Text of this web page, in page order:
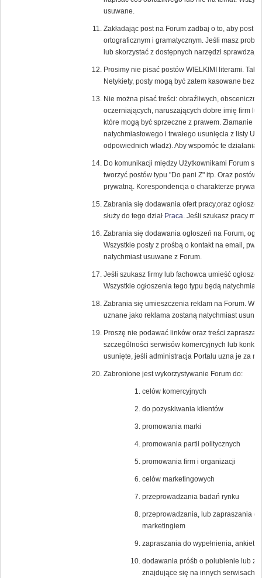
usuwane.
Zakładając post na Forum zadbaj o to, aby post
ortograficznym i gramatycznym. Jeśli masz
lub skorzystać z dostępnych narzędzi
Prosimy nie pisać postów WIELKIMI literami.
Netykiety, posty mogą być zatem kasowane bez
Nie można pisać treści: obraźliwych,
oczerniających, naruszających dobre imię firm
które mogą być sprzeczne z prawem. Złamanie
natychmiastowego i trwałego usunięcia z listy
odpowiednich władz). Aby wspomóc te
Do komunikacji między Użytkownikami Forum
tworzyć postów typu "Do pani Z" itp. Oraz postów
prywatną. Korespondencja o charakterze
Zabrania się dodawania ofert pracy,oraz
służy do tego dział Praca. Jeśli szukasz pracy
Zabrania się dodawania ogłoszeń na Forum,
Wszystkie posty z prośbą o kontakt na email, pw,
natychmiast usuwane z Forum.
Jeśli szukasz firmy lub fachowca umieść
Wszystkie ogłoszenia tego typu będą
Zabrania się umieszczenia reklam na Forum.
uznane jako reklama zostaną natychmiast
Proszę nie podawać linków oraz treści
szczególności serwisów komercyjnych lub
usunięte, jeśli administracja Portalu uzna je za
Zabronione jest wykorzystywanie Forum do:
celów komercyjnych
do pozyskiwania klientów
promowania marki
promowania partii politycznych
promowania firm i organizacji
celów marketingowych
przeprowadzania badań rynku
przeprowadzania, lub zapraszania
marketingiem
zapraszania do wypełnienia, ankiet
dodawania próśb o polubienie lub
znajdujące się na innych serwisach